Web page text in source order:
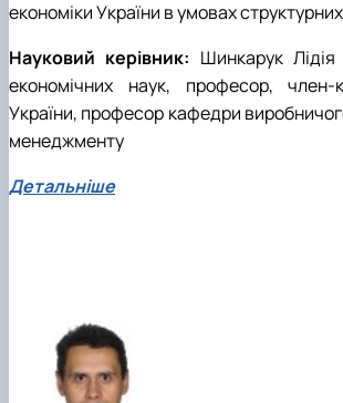
економіки України в умовах
Науковий керівник: Шинкарук
економічних наук, професор,
України, професор кафедри
менеджменту
Детальніше